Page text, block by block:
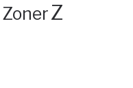
ZonerZ